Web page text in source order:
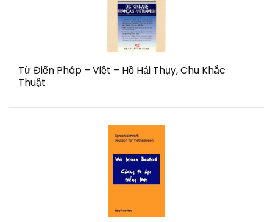
Từ Điển Pháp – Việt – Hồ Hải Thụy, Chu Khắc
Thuật